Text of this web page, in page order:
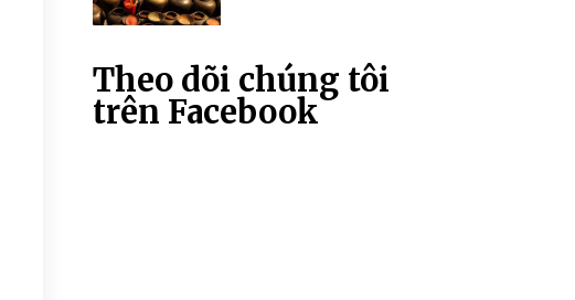
Theo dõi chúng tôi
trên Facebook